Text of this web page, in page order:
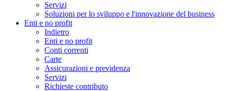
Servizi
Soluzioni per lo sviluppo e l'innovazione del business
Enti e no profit
Indietro
Enti e no profit
Conti correnti
Carte
Assicurazioni e previdenza
Servizi
Richieste contributo